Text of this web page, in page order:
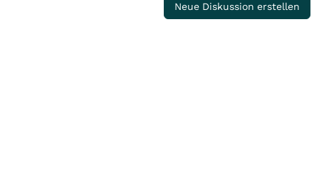
Neue Diskussion erstellen